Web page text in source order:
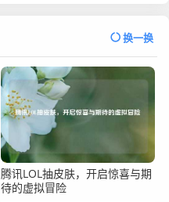
换一换
腾讯LOL抽皮肤，开启惊喜与期
待的虚拟冒险